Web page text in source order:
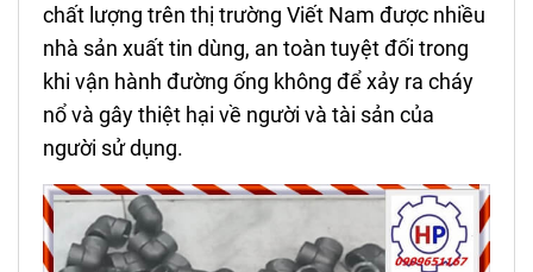
chất lượng trên thị trường Viết Nam được nhiều
nhà sản xuất tin dùng, an toàn tuyệt đối trong
khi vận hành đường ống không để xảy ra cháy
nổ và gây thiệt hại về người và tài sản của
người sử dụng.